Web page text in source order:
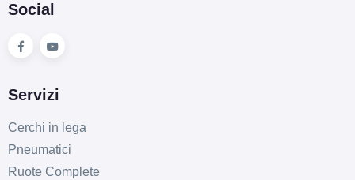
Social
Servizi
Cerchi in lega
Pneumatici
Ruote Complete